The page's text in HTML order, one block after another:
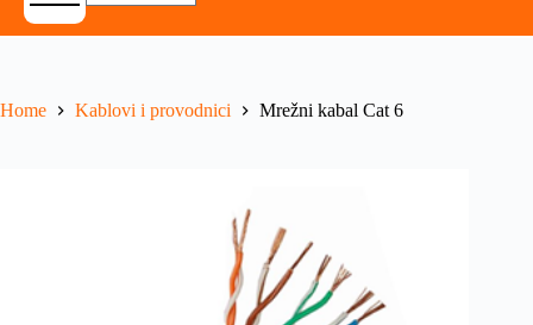
Home Kablovi i provodnici Mrežni kabal Cat 6